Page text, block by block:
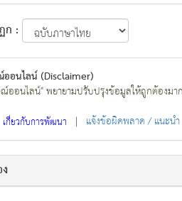
ก :
ออนไลน์ (Disclaimer)
ออนไลน์" พยายามปรับปรุงข้อมูลให้ถูกต้อง
เกี่ยวกับการพัฒนา | แจ้งข้อผิดพลาด / แนะนำ